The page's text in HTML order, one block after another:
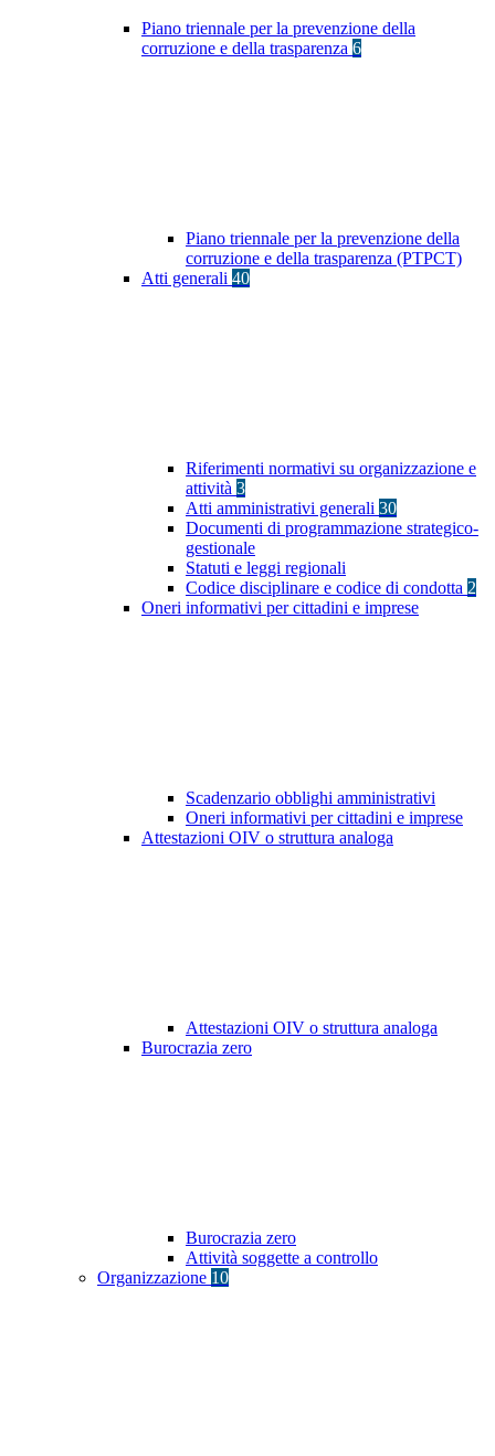
Piano triennale per la prevenzione della
corruzione e della trasparenza 6
Piano triennale per la prevenzione della
corruzione e della trasparenza (PTPCT)
Atti generali 40
Riferimenti normativi su organizzazione e
attività 3
Atti amministrativi generali 30
Documenti di programmazione strategico-
gestionale
Statuti e leggi regionali
Codice disciplinare e codice di condotta 2
Oneri informativi per cittadini e imprese
Scadenzario obblighi amministrativi
Oneri informativi per cittadini e imprese
Attestazioni OIV o struttura analoga
Attestazioni OIV o struttura analoga
Burocrazia zero
Burocrazia zero
Attività soggette a controllo
Organizzazione 10